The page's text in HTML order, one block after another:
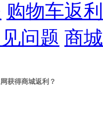
购物车返
问题 商
获得商城返利？